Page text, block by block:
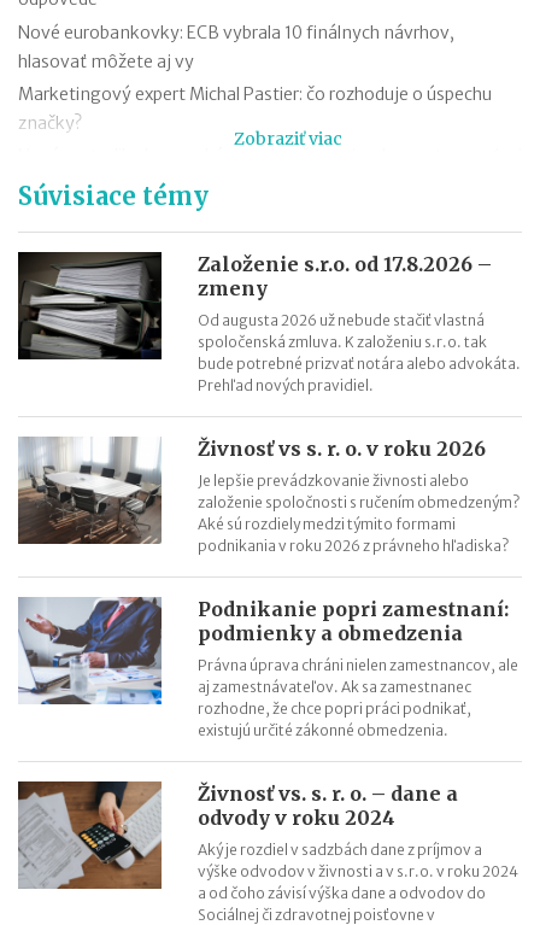
Nové eurobankovky: ECB vybrala 10 finálnych návrhov,
hlasovať môžete aj vy
Marketingový expert Michal Pastier: čo rozhoduje o úspechu
značky?
hodnotení pracovných miest
Kontroly odpočtu DPH pri autách na podnikanie
Kontroly influencerov a tvorcov digitálneho obsahu: finančná
správa sa zameria na ich príjmy
Zmeny v e-faktúre: štát ju opravuje ešte pred zavedením
VÚB mení podmienky firemných debetných a kreditných kariet
Kedy vznikajú absolventom škôl povinnosti voči Sociálnej
poisťovni?
Zobraziť viac
Súvisiace témy
Založenie s.r.o. od 17.8.2026 –
zmeny
Od augusta 2026 už nebude stačiť vlastná
spoločenská zmluva. K založeniu s.r.o. tak
bude potrebné prizvať notára alebo advokáta.
Prehľad nových pravidiel.
Živnosť vs s. r. o. v roku 2026
Je lepšie prevádzkovanie živnosti alebo
založenie spoločnosti s ručením obmedzeným?
Aké sú rozdiely medzi týmito formami
podnikania v roku 2026 z právneho hľadiska?
Podnikanie popri zamestnaní:
podmienky a obmedzenia
Právna úprava chráni nielen zamestnancov, ale
aj zamestnávateľov. Ak sa zamestnanec
rozhodne, že chce popri práci podnikať,
existujú určité zákonné obmedzenia.
Živnosť vs. s. r. o. – dane a
odvody v roku 2024
Aký je rozdiel v sadzbách dane z príjmov a
výške odvodov v živnosti a v s.r.o. v roku 2024
a od čoho závisí výška dane a odvodov do
Sociálnej či zdravotnej poisťovne v